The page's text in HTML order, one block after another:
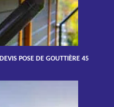
DEVIS POSE DE GOUTTIÈRE 45